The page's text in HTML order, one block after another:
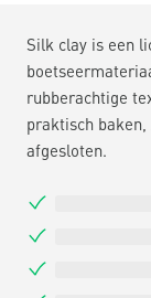
Silk clay is een
rubberachtige
praktisch
afgesloten.